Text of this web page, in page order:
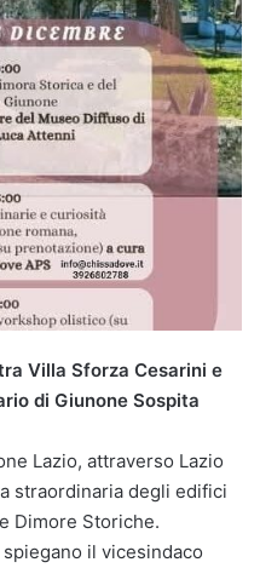
Villa Sforza Cesarini e
di Giunone Sospita
Lazio, attraverso Lazio
straordinaria degli edifici
Dimore Storiche.
spiegano il vicesindaco